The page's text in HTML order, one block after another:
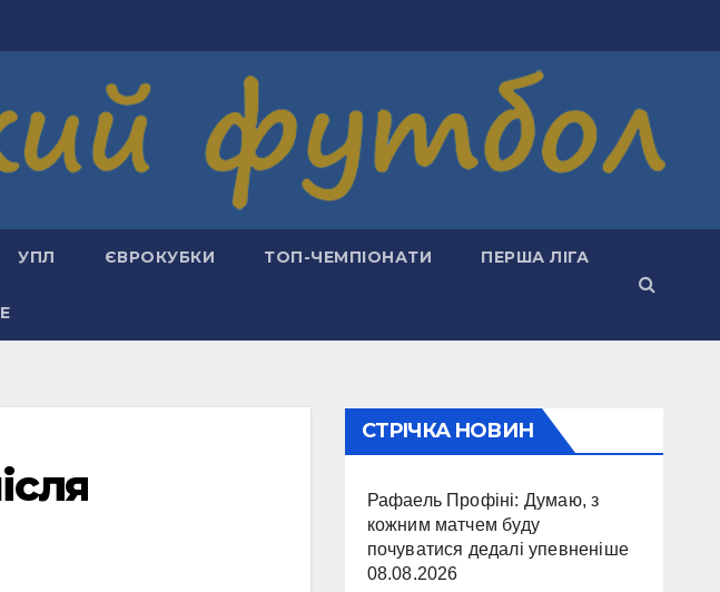
УПЛ ЄВРОКУБКИ ТОП-ЧЕМПІОНАТИ ПЕРША ЛІГА
СТРІЧКА НОВИН
Рафаель Профіні: Думаю, з
кожним матчем буду
почуватися дедалі упевненіше
08.08.2026